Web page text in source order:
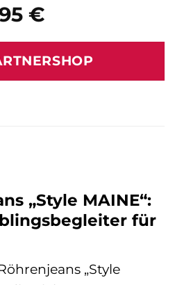
€
€Aktueller
ist:
79,95 €.
„Style MAINE“:
für
„Style